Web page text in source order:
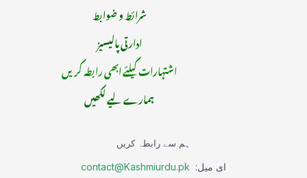
شرائط و ضوابط
ادارتی پالیسیز
اشتہارات کیلئے ابھی رابطہ کریں
ہمارے لیے لکھیں
ہم سے رابطہ کریں
ای میل: contact@Kashmiurdu.pk